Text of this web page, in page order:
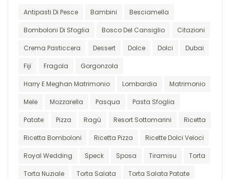
Antipasti Di Pesce Bambini Besciamella
Bomboloni Di Sfoglia Bosco Del Cansiglio Citazioni
Crema Pasticcera Dessert Dolce Dolci Dubai
Fiji Fragola Gorgonzola
Harry E Meghan Matrimonio Lombardia Matrimonio
Mele Mozzarella Pasqua Pasta Sfoglia
Patate Pizza Ragù Resort Sottomarini Ricetta
Ricetta Bomboloni Ricetta Pizza Ricette Dolci Veloci
Royal Wedding Speck Sposa Tiramisu Torta
Torta Nuziale Torta Salata Torta Salata Patate